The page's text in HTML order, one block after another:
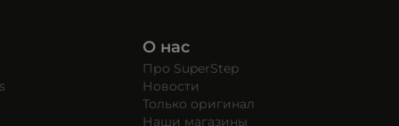
О нас
Про SuperStep
Новости
Только оригинал
Наши магазины